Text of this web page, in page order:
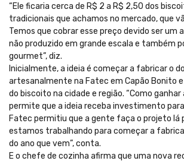
“Ele ficaria cerca de R$ 2 a R$ 2,50 dos
tradicionais que achamos no mercado, que
Temos que cobrar esse preço devido ser um
não produzido em grande escala e também
gourmet”, diz.
Inicialmente, a ideia é começar a fabricar o
artesanalmente na Fatec em Capão Bonito
do biscoito na cidade e região. “Como
permite que a ideia receba investimento
Fatec permitiu que a gente faça o projeto lá
estamos trabalhando para começar a
do ano que vem”, conta.
E o chefe de cozinha afirma que uma nova